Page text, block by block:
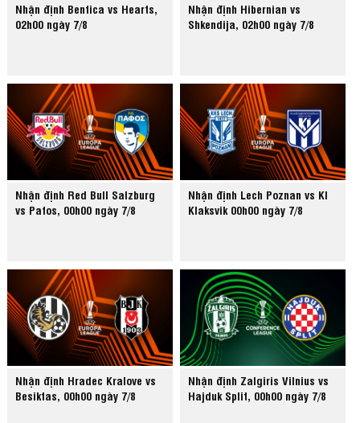
Nhận định Benfica vs Hearts,
02h00 ngày 7/8
Nhận định Hibernian vs
Shkendija, 02h00 ngày 7/8
Nhận định Red Bull Salzburg
vs Pafos, 00h00 ngày 7/8
Nhận định Lech Poznan vs KI
Klaksvik 00h00 ngày 7/8
Nhận định Hradec Kralove vs
Besiktas, 00h00 ngày 7/8
Nhận định Zalgiris Vilnius vs
Hajduk Split, 00h00 ngày 7/8